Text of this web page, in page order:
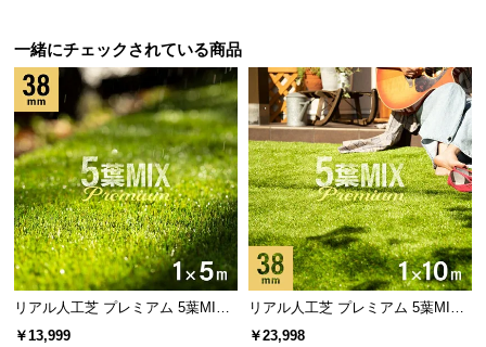
o.,
グレードアップした自然で美しいつや
一緒にチェックされている商品
リアル人工芝 プレミアム 5葉MI
X・質感をさらに追求 芝丈38mm 1
￥13,999
リアル人工芝 プレミアム 5葉MI
X・質感をさらに追求 芝丈38mm 1
￥23,998